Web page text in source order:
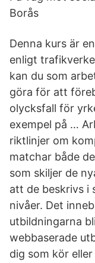
Borås
Denna kurs är
enligt
kan du som
göra för att
olycksfall för
exempel på …
riktlinjer om
matchar både
som skiljer de
att de beskrivs i
nivåer. Det
utbildningarna
webbaserade
dig som kör